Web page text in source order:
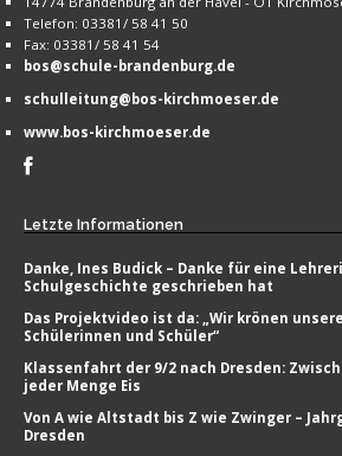
Telefon: 03381/ 58 41 50
Fax: 03381/ 58 41 54
bos@schule-brandenburg.de
schulleitung@bos-kirchmoeser.de
www.bos-kirchmoeser.de
Letzte Informationen
Danke, Ines Budick – Danke für eine
Schulgeschichte geschrieben hat
Das Projektvideo ist da: „Wir krönen
Schülerinnen und Schüler“
Klassenfahrt der 9/2 nach Dresden:
jeder Menge Eis
Von A wie Altstadt bis Z wie Zwinger –
Dresden